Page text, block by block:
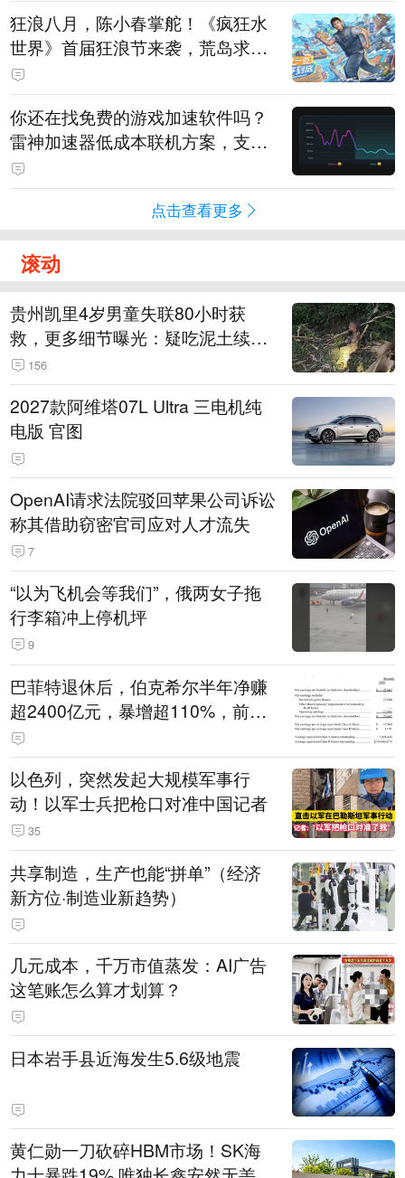
狂浪八月，陈小春掌舵！《疯狂水
世界》首届狂浪节来袭，荒岛求生
直播即将开启
你还在找免费的游戏加速软件吗？
雷神加速器低成本联机方案，支持
免费试用
点击查看更多
滚动
贵州凯里4岁男童失联80小时获
救，更多细节曝光：疑吃泥土续
命，搜救至20米附近错过多找3天
156
2027款阿维塔07L Ultra 三电机纯
电版 官图
OpenAI请求法院驳回苹果公司诉讼
称其借助窃密官司应对人才流失
7
“以为飞机会等我们”，俄两女子拖
行李箱冲上停机坪
9
巴菲特退休后，伯克希尔半年净赚
超2400亿元，暴增超110%，前五
大持仓曝光！
以色列，突然发起大规模军事行
动！以军士兵把枪口对准中国记者
35
共享制造，生产也能“拼单”（经济
新方位·制造业新趋势）
几元成本，千万市值蒸发：AI广告
这笔账怎么算才划算？
日本岩手县近海发生5.6级地震
黄仁勋一刀砍碎HBM市场！SK海